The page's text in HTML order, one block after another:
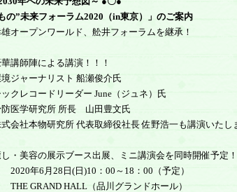
の”未来フォーラム2020（in東京）」のご案内
雄オープンワールド、舩井フォーラムを継承！
華講師陣による講演！！！
境ジャーナリスト 船瀬俊介氏
ックレコードリーダー June（ジュネ）氏
防医学研究所 所長 山田豊文氏
会社本物研究所 代表取締役社長 佐野浩一も講演いたし
・美容の展示ブース出展、ミニ講演会を同時開催予定！
2020年6月28日(日)10：00～18：00（予定）
THE GRAND HALL（品川グランドホール）